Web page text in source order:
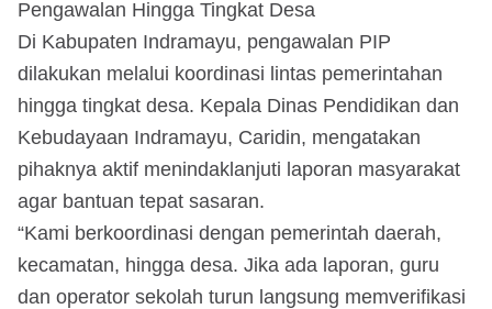
Pengawalan Hingga Tingkat Desa
Di Kabupaten Indramayu, pengawalan PIP
dilakukan melalui koordinasi lintas pemerintahan
hingga tingkat desa. Kepala Dinas Pendidikan dan
Kebudayaan Indramayu, Caridin, mengatakan
pihaknya aktif menindaklanjuti laporan masyarakat
agar bantuan tepat sasaran.
“Kami berkoordinasi dengan pemerintah daerah,
kecamatan, hingga desa. Jika ada laporan, guru
dan operator sekolah turun langsung memverifikasi